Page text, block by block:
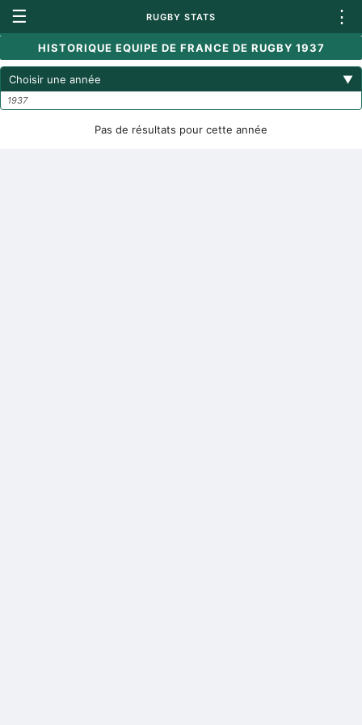
☰ RUGBY STATS ⋮
HISTORIQUE EQUIPE DE FRANCE DE RUGBY 1937
Choisir une année ▼
1937
Pas de résultats pour cette année